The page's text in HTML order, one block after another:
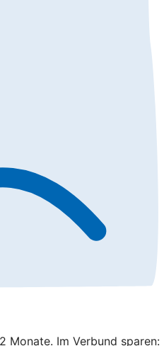
Monate. Im Verbund sparen: